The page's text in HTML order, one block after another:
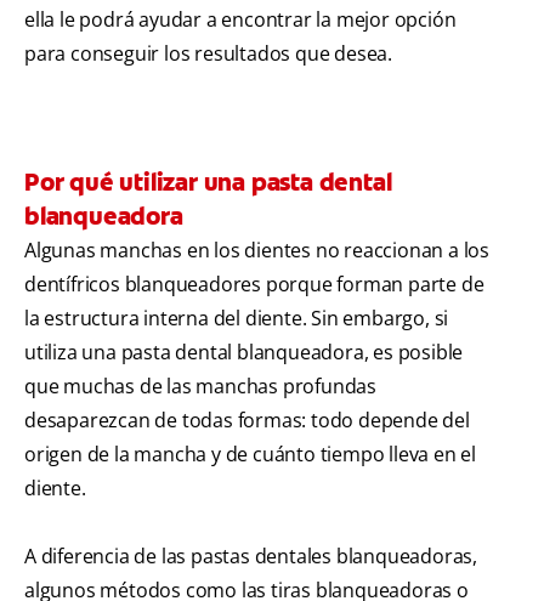
ella le podrá ayudar a encontrar la mejor opción
para conseguir los resultados que desea.
Por qué utilizar una pasta dental
blanqueadora
Algunas manchas en los dientes no reaccionan a los
dentífricos blanqueadores porque forman parte de
la estructura interna del diente. Sin embargo, si
utiliza una pasta dental blanqueadora, es posible
que muchas de las manchas profundas
desaparezcan de todas formas: todo depende del
origen de la mancha y de cuánto tiempo lleva en el
diente.
A diferencia de las pastas dentales blanqueadoras,
algunos métodos como las tiras blanqueadoras o